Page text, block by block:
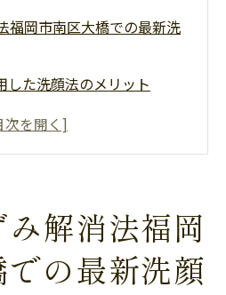
福岡市南区大橋での最新洗
した洗顔法のメリット
べる洗顔料の選び方
の関連性について
ロンで受ける毛穴の黒ずみ
解消法福岡
の最新洗顔